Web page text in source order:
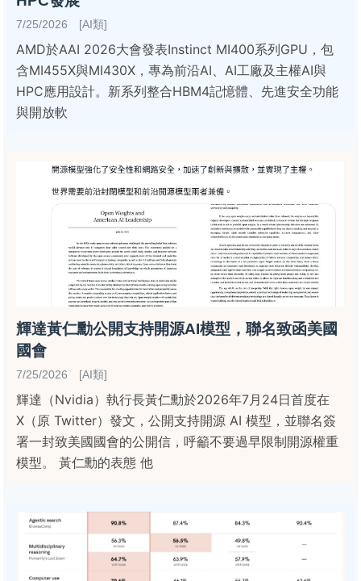
7/25/2026 [AI類]
AMD於AAI 2026大會發表Instinct MI400系列GPU，包
含MI455X與MI430X，專為前沿AI、AI工廠及主權AI與
HPC應用設計。新系列整合HBM4記憶體、先進安全功能
與開放軟
輝達黃仁勳公開支持開源AI模型，聯名致函美國
國會
7/25/2026 [AI類]
輝達（Nvidia）執行長黃仁勳於2026年7月24日首度在
X（原 Twitter）發文，公開支持開源 AI 模型，並聯名簽
署一封致美國國會的公開信，呼籲不要過早限制開源權重
模型。 黃仁勳的表態 他